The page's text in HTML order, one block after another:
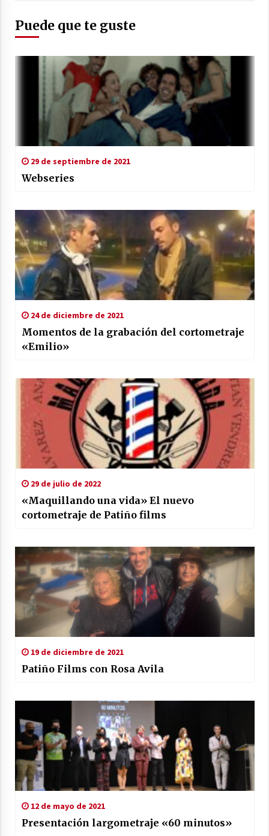
Puede que te guste
29 de septiembre de 2021
Webseries
24 de diciembre de 2021
Momentos de la grabación del cortometraje
«Emilio»
29 de julio de 2022
«Maquillando una vida» El nuevo
cortometraje de Patiño films
19 de diciembre de 2021
Patiño Films con Rosa Avila
12 de mayo de 2021
Presentación largometraje «60 minutos»